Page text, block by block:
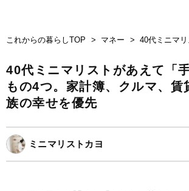
これからの暮らしTOP マネー 40代ミニマ
40代ミニマリストがあえて「
もの4つ。家計簿、クルマ、
族の幸せを優先
ミニマリストカヨ